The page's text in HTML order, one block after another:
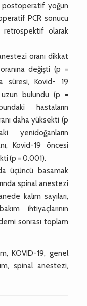
postoperatif yoğun
PCR sonucu
olarak
oranı dikkat
değişti (p =
süresi, Kovid- 19
bulundu (p =
hastaların
daha yüksekti (p
yenidoğanların
Kovid-19 öncesi
(p = 0.001).
üçüncü basamak
spinal anestezi
kalım sayıları,
ihtiyaçlarının
sonrası toplam
KOVID-19, genel
spinal anestezi,